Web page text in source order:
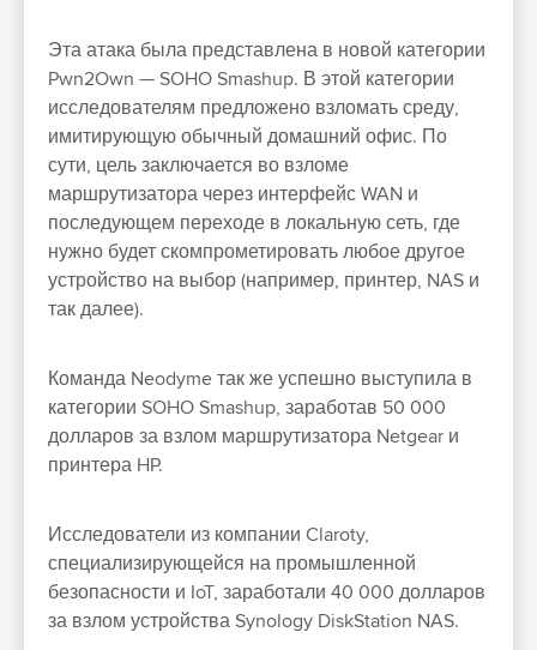
Эта атака была представлена в новой категории
Pwn2Own — SOHO Smashup. В этой категории
исследователям предложено взломать среду,
имитирующую обычный домашний офис. По
сути, цель заключается во взломе
маршрутизатора через интерфейс WAN и
последующем переходе в локальную сеть, где
нужно будет скомпрометировать любое другое
устройство на выбор (например, принтер, NAS и
так далее).
Команда Neodyme так же успешно выступила в
категории SOHO Smashup, заработав 50 000
долларов за взлом маршрутизатора Netgear и
принтера HP.
Исследователи из компании Claroty,
специализирующейся на промышленной
безопасности и IoT, заработали 40 000 долларов
за взлом устройства Synology DiskStation NAS.